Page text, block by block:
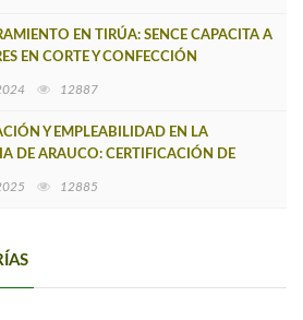
EN TIRÚA: SENCE CAPACITA A
EN CORTE Y CONFECCIÓN
12887
Y EMPLEABILIDAD EN LA
DE ARAUCO: CERTIFICACIÓN DE
12885